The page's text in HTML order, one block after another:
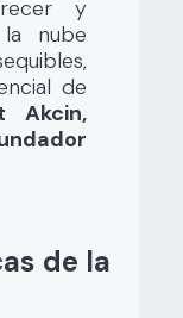
y
nube
de
Akcin,
de la